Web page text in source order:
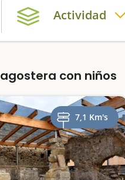
Actividad
con niños
7,1 Km's